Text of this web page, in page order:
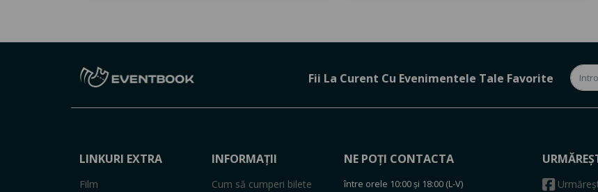
Fii La Curent Cu Evenimentele Tale Favorite
LINKURI EXTRA
Film
INFORMAȚII
Cum să cumperi bilete
NE POȚI CONTACTA
între orele 10:00 și 18:00 (L-V)